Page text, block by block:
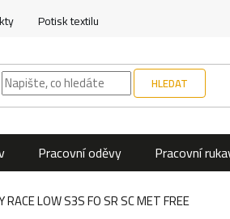
Potisk textilu
HLEDAT
Pracovní oděvy Pracovní
LOW S3S FO SR SC MET FREE